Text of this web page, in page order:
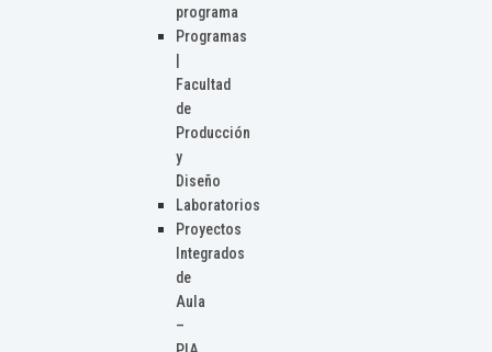
programa
Programas
Facultad
de
Producción
y
Diseño
Laboratorios
Proyectos
Integrados
de
Aula
–